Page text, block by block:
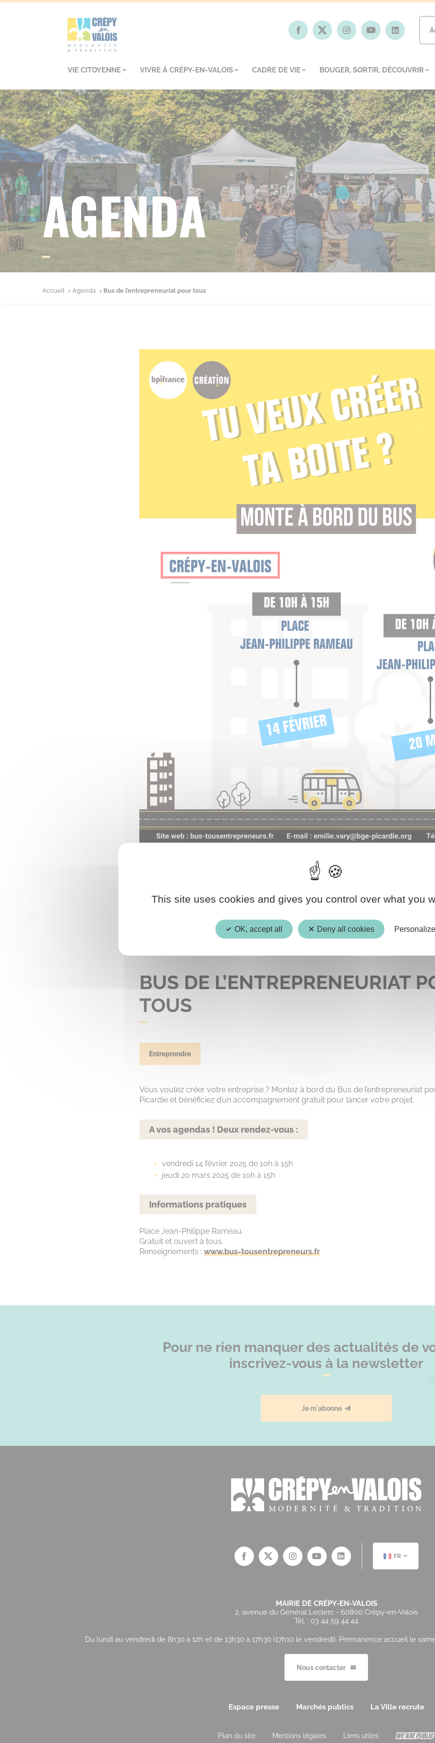
VIE CITOYENNE VIVRE À CRÉPY-EN-VALOIS CADRE DE VIE BOUGER, SORTIR, DÉCOUVRIR
AGENDA
Accueil Agenda Bus de l’entrepreneuriat pour tous
20
MARS
BUS DE L’ENTREPRENEURIAT
TOUS
Entreprendre
Vous voulez créer votre entreprise ? Montez à bord du Bus de l’entrepreneuriat
Picardie et bénéficiez d’un accompagnement gratuit pour lancer votre projet.
A vos agendas ! Deux rendez-vous :
vendredi 14 février 2025 de 10h à 15h
jeudi 20 mars 2025 de 10h à 15h
Informations pratiques
Place Jean-Philippe Rameau.
Gratuit et ouvert à tous.
Renseignements : www.bus-tousentrepreneurs.fr
Pour ne rien manquer des actualités de
inscrivez-vous à la newsletter
Je m'abonne
FR
MAIRIE DE CRÉPY-EN-VALOIS
2, avenue du Général Leclerc - 60800 Crépy-en-Valois
Tél. : 03 44 59 44 44
Du lundi au vendredi de 8h30 à 12h et de 13h30 à 17h30 (17h10 le vendredi). Permanence accueil le
Nous contacter
Espace presse Marchés publics La Ville recrute
Plan du site Mentions légales Liens utiles
This site uses cookies and gives you control over what you
OK, accept all Deny all cookies Personalize